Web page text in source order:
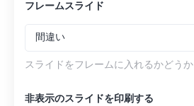
フレームスライド
間違い
スライドをフレームに入れるかどうか
非表示のスライドを印刷する